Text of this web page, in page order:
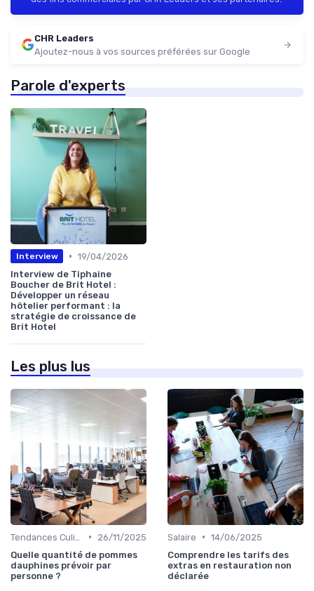
CHR Leaders
Ajoutez-nous à vos sources préférées sur Google
Parole d'experts
Interview • 19/04/2026
Interview de Tiphaine
Boucher de Brit Hotel :
Développer un réseau
hôtelier performant : la
stratégie de croissance de
Brit Hotel
Les plus lus
•
26/11/2025
Quelle quantité de pommes
dauphines prévoir par
personne ?
Salaire • 14/06/2025
Comprendre les tarifs des
extras en restauration non
déclarée